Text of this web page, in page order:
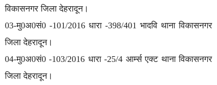
विकासनगर जिला देहरादून।
03-मु0अ0सं0 -101/2016 धारा -398/401 भादवि थाना विकासनगर
जिला देहरादून।
04-मु0अ0सं0 -103/2016 धारा -25/4 आर्म्स एक्ट थाना विकासनगर
जिला देहरादून।